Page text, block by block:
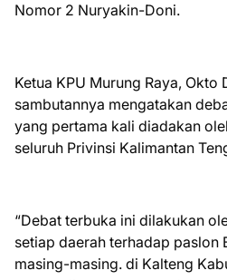
Nomor 2 Nuryakin-Doni.
Ketua KPU Murung Raya, Okto
sambutannya mengatakan
yang pertama kali diadakan
seluruh Privinsi Kalimantan
“Debat terbuka ini dilakukan
setiap daerah terhadap paslon
masing-masing. di Kalteng